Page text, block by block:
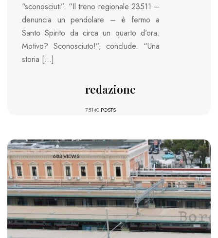
“sconosciuti”. “Il treno regionale 23511 –
denuncia un pendolare – è fermo a
Santo Spirito da circa un quarto d’ora.
Motivo? Sconosciuto!”, conclude. “Una
storia […]
redazione
75140 POSTS
683 VIEWS